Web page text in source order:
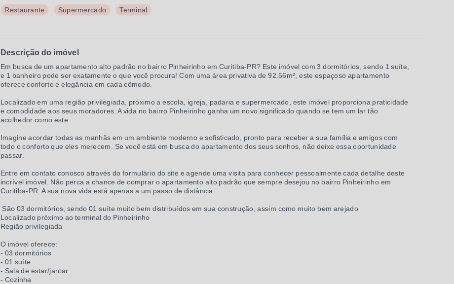
Restaurante Supermercado Terminal
Descrição do imóvel
Em busca de um apartamento alto padrão no bairro Pinheirinho em Curitiba-PR? Este imóvel com 3 dormitórios, sendo 1 suíte,
e 1 banheiro pode ser exatamente o que você procura! Com uma área privativa de 92.56m², este espaçoso apartamento
oferece conforto e elegância em cada cômodo.
Localizado em uma região privilegiada, próximo a escola, igreja, padaria e supermercado, este imóvel proporciona praticidade
e comodidade aos seus moradores. A vida no bairro Pinheirinho ganha um novo significado quando se tem um lar tão
acolhedor como este.
Imagine acordar todas as manhãs em um ambiente moderno e sofisticado, pronto para receber a sua família e amigos com
todo o conforto que eles merecem. Se você está em busca do apartamento dos seus sonhos, não deixe essa oportunidade
passar.
Entre em contato conosco através do formulário do site e agende uma visita para conhecer pessoalmente cada detalhe deste
incrível imóvel. Não perca a chance de comprar o apartamento alto padrão que sempre desejou no bairro Pinheirinho em
Curitiba-PR. A sua nova vida está apenas a um passo de distância.
São 03 dormitórios, sendo 01 suíte muito bem distribuídos em sua construção, assim como muito bem arejado
Localizado próximo ao terminal do Pinheirinho
Região privilegiada
O imóvel oferece:
- 03 dormitórios
- 01 suíte
- Sala de estar/jantar
- Cozinha